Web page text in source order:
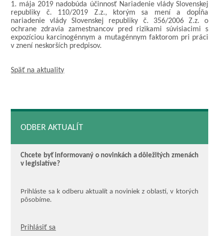
1. mája 2019 nadobúda účinnosť Nariadenie vlády Slovenskej
republiky č. 110/2019 Z.z., ktorým sa mení a dopĺňa
nariadenie vlády Slovenskej republiky č. 356/2006 Z.z. o
ochrane zdravia zamestnancov pred rizikami súvisiacimi s
expozíciou karcinogénnym a mutagénnym faktorom pri práci
v znení neskorších predpisov.
Späť na aktuality
ODBER AKTUALÍT
Chcete byť informovaný o novinkách a dôležitých zmenách
v legislatíve?
Prihláste sa k odberu aktualít a noviniek z oblastí, v ktorých
pôsobíme.
Prihlásiť sa